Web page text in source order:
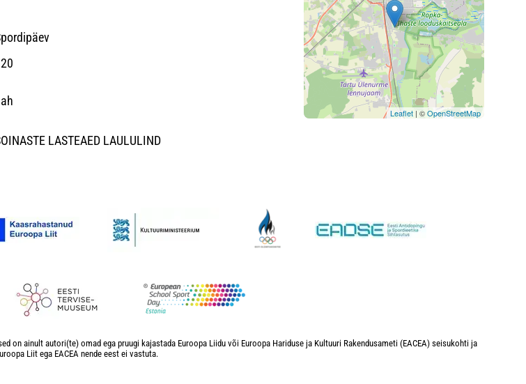
LASTEAED LAULULIND
Leaflet | ©OpenStreetMap
on ainult autori(te) omad ega pruugi kajastada Euroopa Liidu või Euroopa Hariduse ja Kultuuri Rakendusameti (EACEA) seisukohti ja
Liit ega EACEA nende eest ei vastuta.